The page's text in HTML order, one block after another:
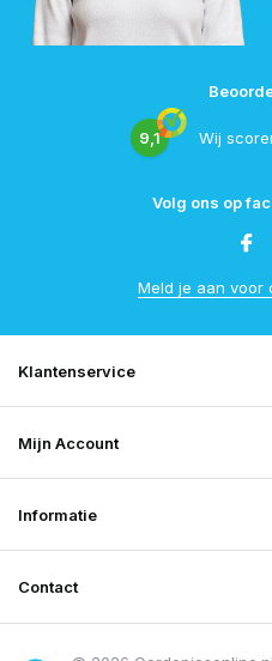
9,1 Wij
Volg ons op
Meld je aan voor
Klantenservice
Mijn Account
Informatie
Contact